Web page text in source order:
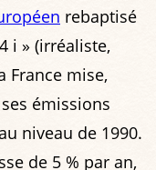
rebaptisé
i » (irréaliste,
France mise,
émissions
niveau de 1990.
de 5 % par an,